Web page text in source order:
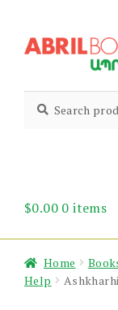
to
to
for:
$0.00 0 items
Home
Help